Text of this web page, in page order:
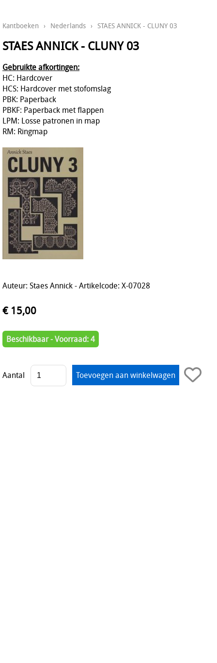
Kantboeken › Nederlands › STAES ANNICK - CLUNY 03
STAES ANNICK - CLUNY 03
Gebruikte afkortingen:
HC: Hardcover
HCS: Hardcover met stofomslag
PBK: Paperback
PBKF: Paperback met flappen
LPM: Losse patronen in map
RM: Ringmap
Auteur: Staes Annick - Artikelcode: X-07028
€ 15,00
Beschikbaar - Voorraad: 4
Aantal